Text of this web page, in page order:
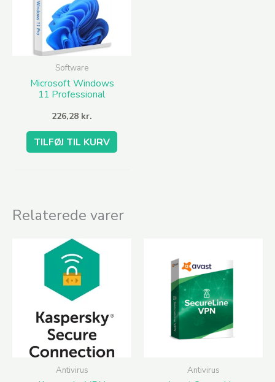
Software
Microsoft Windows
11 Professional
226,28 kr.
TILFØJ TIL KURV
Relaterede varer
Antivirus Antivirus